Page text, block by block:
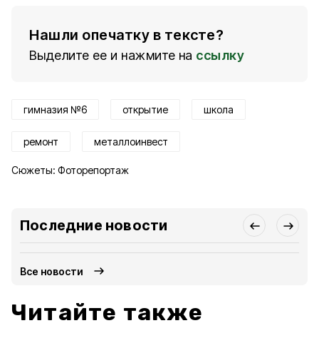
Нашли опечатку в тексте?
Выделите ее и нажмите на ссылку
гимназия №6 открытие школа
ремонт металлоинвест
Сюжеты: Фоторепортаж
Последние новости
Все новости
Читайте также